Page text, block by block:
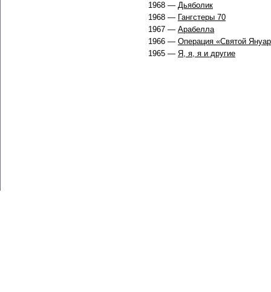
1968 — Дьяболик
1968 — Гангстеры 70
1967 — Арабелла
1966 — Операция «Святой
1965 — Я, я, я и другие